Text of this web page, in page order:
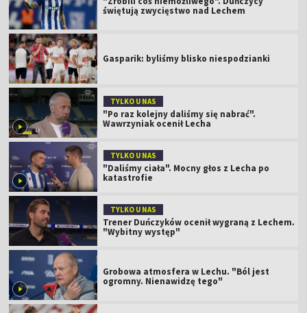
świętują zwycięstwo nad Lechem
Gasparik: byliśmy blisko niespodzianki
TYLKO U NAS
"Po raz kolejny daliśmy się nabrać".
Wawrzyniak ocenił Lecha
TYLKO U NAS
"Daliśmy ciała". Mocny głos z Lecha po
katastrofie
TYLKO U NAS
Trener Duńczyków ocenił wygraną z Lechem.
"Wybitny występ"
Grobowa atmosfera w Lechu. "Ból jest
ogromny. Nienawidzę tego"